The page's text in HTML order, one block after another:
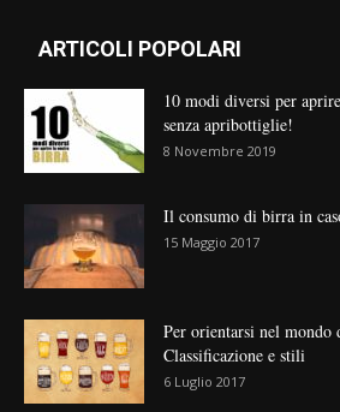
ARTICOLI POPOLARI
10 modi diversi per
senza apribottiglie!
8 Novembre 2019
Il consumo di birra in
15 Maggio 2017
Per orientarsi nel mondo
Classificazione e stili
6 Luglio 2017